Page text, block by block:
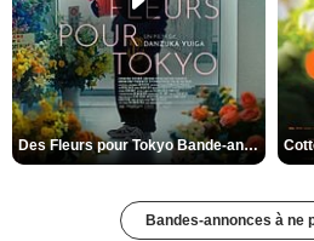
Des Fleurs pour Tokyo Bande-annonce VO STFR
Bandes-annonces à ne